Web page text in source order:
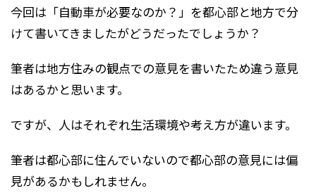
今回は「自動車が必要なのか？」を都心部と地方で分
けて書いてきましたがどうだったでしょうか？
筆者は地方住みの観点での意見を書いたため違う意見
はあるかと思います。
ですが、人はそれぞれ生活環境や考え方が違います。
筆者は都心部に住んでいないので都心部の意見には偏
見があるかもしれません。